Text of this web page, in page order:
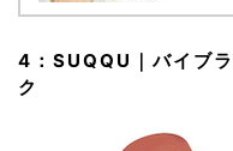
4：SUQQU｜バイブ
ク